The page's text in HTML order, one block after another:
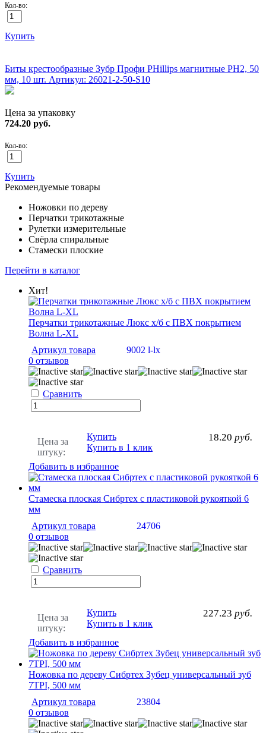
Кол-во:
Купить
Биты крестообразные Зубр Профи PHillips магнитные PH2, 50
мм, 10 шт. Артикул: 26021-2-50-S10
Цена за упаковку
724.20 руб.
Кол-во:
Купить
Рекомендуемые товары
Ножовки по дереву
Перчатки трикотажные
Рулетки измерительные
Свёрла спиральные
Стамески плоские
Перейти в каталог
Хит!
Перчатки трикотажные Люкс х/б с ПВХ покрытием
Волна L-XL
Артикул товара
9002 l-lx
0 отзывов
Сравнить
Цена за
штуку:
18.20 руб.
Купить
Купить в 1 клик
Добавить в избранное
Стамеска плоская Сибртех с пластиковой рукояткой 6
мм
Артикул товара
24706
0 отзывов
Сравнить
Цена за
штуку:
227.23 руб.
Купить
Купить в 1 клик
Добавить в избранное
Ножовка по дереву Сибртех Зубец универсальный зуб
7TPI, 500 мм
Артикул товара
23804
0 отзывов